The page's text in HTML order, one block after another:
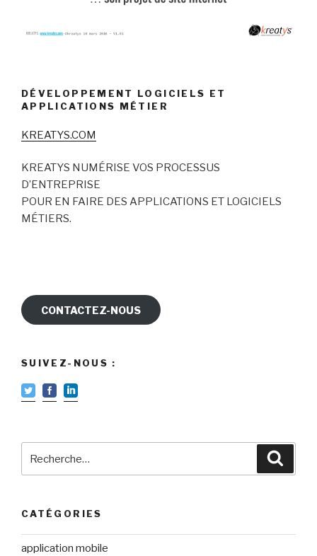
DÉVELOPPEMENT LOGICIELS ET
APPLICATIONS MÉTIER
KREATYS.COM
KREATYS NUMÉRISE VOS PROCESSUS
D’ENTREPRISE
POUR EN FAIRE DES APPLICATIONS ET LOGICIELS
MÉTIERS.
CONTACTEZ-NOUS
SUIVEZ-NOUS :
CATÉGORIES
application mobile